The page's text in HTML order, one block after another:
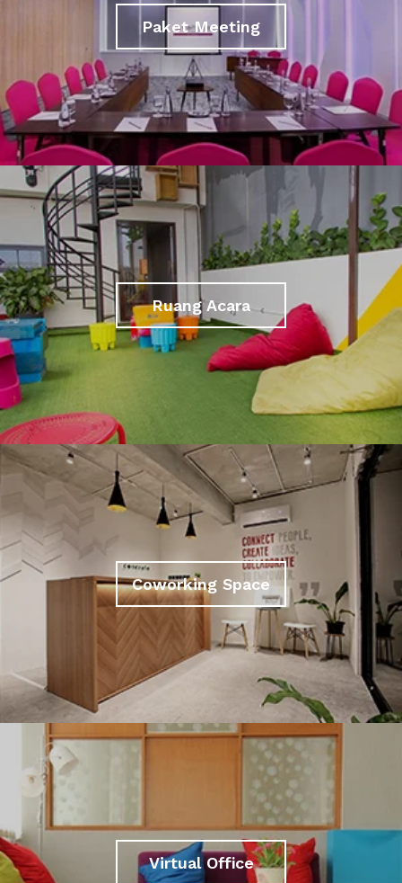
Paket Meeting
Ruang Acara
Coworking Space
Virtual Office